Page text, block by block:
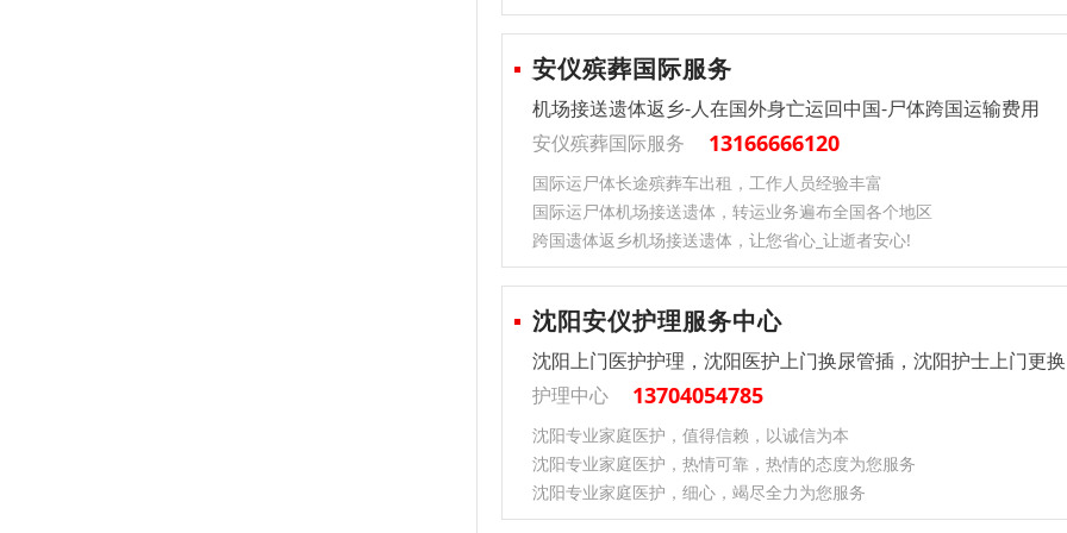
安仪殡葬国际服务
机场接送遗体返乡-人在国外身亡运回中国-尸体跨国运输费用
安仪殡葬国际服务
13166666120
国际运尸体长途殡葬车出租，工作人员经验丰富
国际运尸体机场接送遗体，转运业务遍布全国各个地区
跨国遗体返乡机场接送遗体，让您省心_让逝者安心!
沈阳安仪护理服务中心
沈阳上门医护护理，沈阳医护上门换尿管插，沈阳护士上门更
护理中心
13704054785
沈阳专业家庭医护，值得信赖，以诚信为本
沈阳专业家庭医护，热情可靠，热情的态度为您服务
沈阳专业家庭医护，细心，竭尽全力为您服务